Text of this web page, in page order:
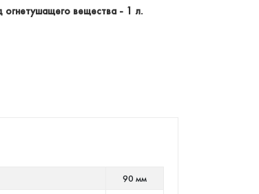
огнетушащего вещества - 1 л.
90 мм